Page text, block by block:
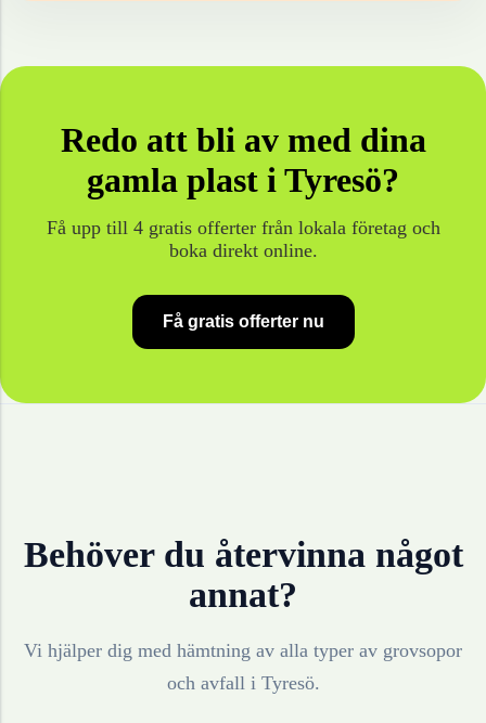
Redo att bli av med dina
gamla plast iTyresö?
Få upp till 4 gratis offerter från lokala företag och
boka direkt online.
Få gratis offerter nu
Behöver du återvinna något
annat?
Vi hjälper dig med hämtning av alla typer av grovsopor
och avfall i Tyresö.